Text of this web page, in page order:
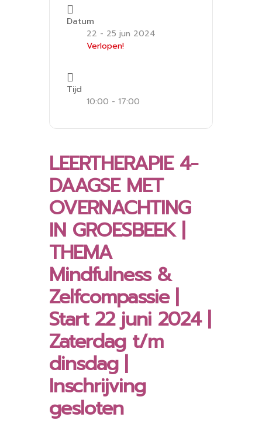
Datum
22 - 25 jun 2024
Verlopen!
Tijd
10:00 - 17:00
LEERTHERAPIE 4-
DAAGSE MET
OVERNACHTING
IN GROESBEEK |
THEMA
Mindfulness &
Zelfcompassie |
Start 22 juni 2024 |
Zaterdag t/m
dinsdag |
Inschrijving
gesloten